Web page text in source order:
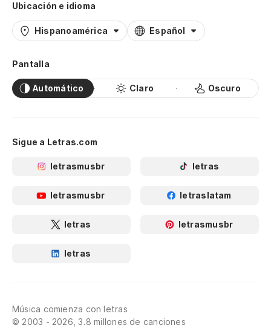
Ubicación e idioma
Hispanoamérica Español
Pantalla
Automático Claro Oscuro
Sigue a Letras.com
letrasmusbr letras
letrasmusbr letraslatam
letras letrasmusbr
letras
Música comienza con letras
© 2003 - 2026, 3.8 millones de canciones